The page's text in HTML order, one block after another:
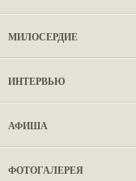
МИЛОСЕРДИЕ
ИНТЕРВЬЮ
АФИША
ФОТОГАЛЕРЕЯ